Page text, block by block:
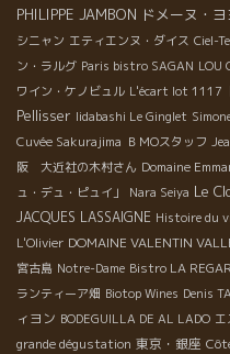
PHILIPPE JAMBON ドメーヌ・ヨ
シニャン エティエンヌ・ダイス Ciel-
ン・ラルグ Paris bistro SAGAN LOU
ワイン・ケノビュル L'écart lot 1117
Pellisser Iidabashi Le Ginglet
Cuvée Sakurajima ＢＭОスタッフ
阪 大近社の木村さん Domaine
ュ・デュ・ピュイ」
Nara Seiya Le
JACQUES LASSAIGNE Histoire du
L'Olivier DOMAINE VALENTIN
宮古島 Notre-Dame Bistro LA
ランティーア畑 Biotop Wines Denis
ィヨン BODEGUILLA DE AL LADO
grande dégustation 東京・銀座